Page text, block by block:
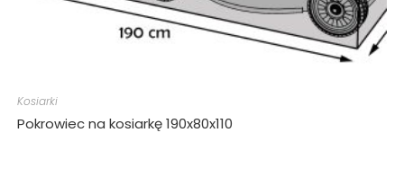
Kosiarki
Pokrowiec na kosiarkę 190x80x110